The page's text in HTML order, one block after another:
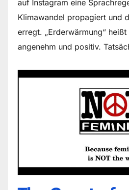
auf Instagram eine
Klimawandel propagiert und
erregt. „Erderwärmung“
angenehm und positiv.